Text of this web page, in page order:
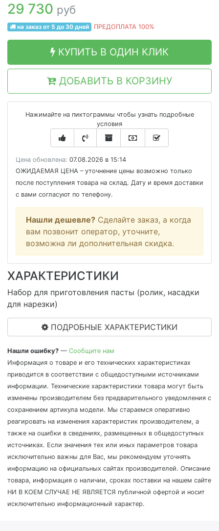
29 730 руб
на заказ от 5 до 30 дней ПРЕДОПЛАТА 100%
КУПИТЬ В ОДИН КЛИК
ДОБАВИТЬ В КОРЗИНУ
Нажимайте на пиктограммы чтобы узнать подробные
условия
Цена обновлена: 07.08.2026 в 15:14
ОЖИДАЕМАЯ ЦЕНА – уточнение цены возможно только
после поступления товара на склад. Дату и время доставки
с вами согласуют по телефону.
Нашли дешевле? Сделайте заказ, а когда
вам позвонит оператор, уточните,
возможна ли дополнительная скидка.
ХАРАКТЕРИСТИКИ
Набор для приготовления пасты (ролик, насадки
для нарезки)
ПОДРОБНЫЕ ХАРАКТЕРИСТИКИ
Нашли ошибку? — Сообщите нам
Информация о товаре и его технических характеристиках
приводится в соответствии с общедоступными источниками
информации. Технические характеристики товара могут быть
изменены производителем без предварительного уведомления с
сохранением артикула модели. Мы стараемся оперативно
реагировать на изменения характеристик производителем, а
также на ошибки в сведениях, размещенных в общедоступных
источниках. Если значения тех или иных параметров товара
исключительно важны для Вас, мы рекомендуем уточнять
информацию на официальных сайтах производителей. Описание
товара, информация о наличии, сроках поставки на нашем сайте
НИ В КОЕМ СЛУЧАЕ НЕ ЯВЛЯЕТСЯ публичной офертой и носит
исключительно информационный характер.